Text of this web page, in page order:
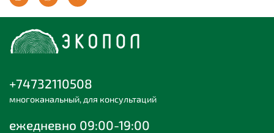
+74732110508
многоканальный, для консультаций
ежедневно 09:00-19:00